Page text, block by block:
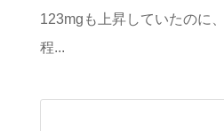
123mgも上昇していたのに
程...